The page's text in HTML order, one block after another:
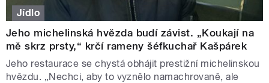
Jídlo
Jeho michelinská hvězda budí závist. „Koukají na
mě skrz prsty,“ krčí rameny šéfkuchař Kašpárek
Jeho restaurace se chystá obhájit prestižní michelinskou
hvězdu. „Nechci, aby to vyznělo namachrovaně, ale